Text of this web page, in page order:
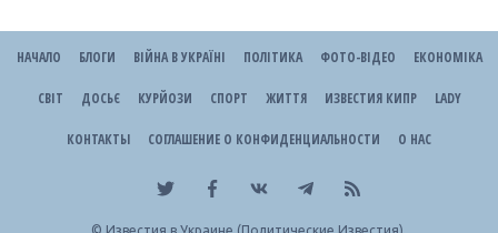
НАЧАЛО БЛОГИ ВІЙНА В УКРАЇНІ ПОЛІТИКА ФОТО-ВІДЕО ЕКОНОМІКА
СВІТ ДОСЬЄ КУРЙОЗИ СПОРТ ЖИТТЯ ИЗВЕСТИЯ КИПР LADY
КОНТАКТЫ СОГЛАШЕНИЕ О КОНФИДЕНЦИАЛЬНОСТИ О НАС